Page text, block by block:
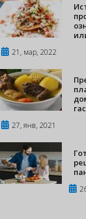
21, мар, 2022
27, янв, 2021